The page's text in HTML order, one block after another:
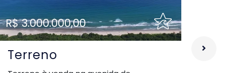
R$ 3.000.000,00
Terreno